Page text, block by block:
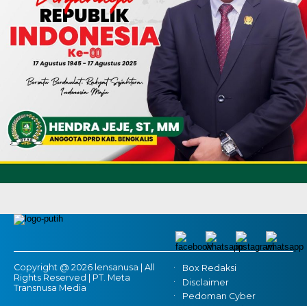
Copyright @ 2026 lensanusa | All
Rights Reserved | PT. Meta
Transnusa Media
Box Redaksi
Disclaimer
Pedoman Cyber